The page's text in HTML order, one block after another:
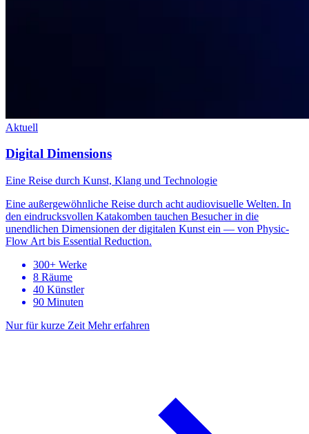
Aktuell
Digital Dimensions
Eine Reise durch Kunst, Klang und Technologie
Eine außergewöhnliche Reise durch acht audiovisuelle Welten. In
den eindrucksvollen Katakomben tauchen Besucher in die
unendlichen Dimensionen der digitalen Kunst ein — von Physic-
Flow Art bis Essential Reduction.
300+ Werke
8 Räume
40 Künstler
90 Minuten
Nur für kurze Zeit Mehr erfahren